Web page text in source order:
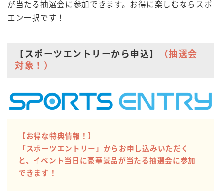
が当たる抽選会に参加できます。お得に楽しむならスポ
エン一択です！
【スポーツエントリーから申込】
（抽選会
対象！）
【お得な特典情報！】
「スポーツエントリー」からお申し込みいただく
と、イベント当日に豪華景品が当たる抽選会に参加
できます！